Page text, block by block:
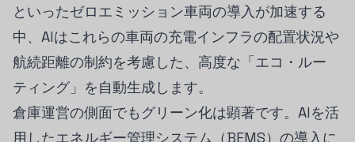
といったゼロエミッション車両の導入が加速する
中、AIはこれらの車両の充電インフラの配置状況や
航続距離の制約を考慮した、高度な「エコ・ルー
ティング」を自動生成します。
倉庫運営の側面でもグリーン化は顕著です。AIを活
用したエネルギー管理システム（BEMS）の導入に